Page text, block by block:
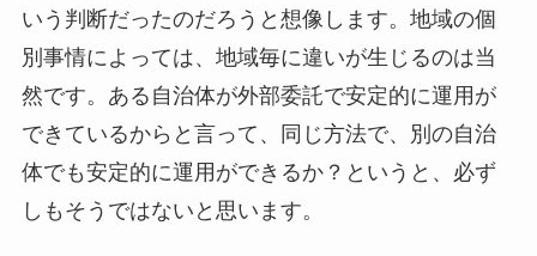
いう判断だったのだろうと想像します。地域の個
別事情によっては、地域毎に違いが生じるのは当
然です。ある自治体が外部委託で安定的に運用が
できているからと言って、同じ方法で、別の自治
体でも安定的に運用ができるか？というと、必ず
しもそうではないと思います。